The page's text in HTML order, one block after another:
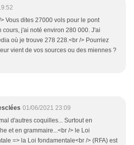
Vous dites 27000 vols pour le pont
cours, j'ai noté environ 280 000. J'ai
où je trouve 278 228.<br /> Pourriez
vient de vos sources ou des miennes ?
01/06/2021 23:09
mal d'autres coquilles... Surtout en
et en grammaire...<br /> le Loi
=> la Loi fondamentale<br /> (RFA) est